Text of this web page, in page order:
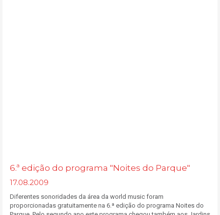
6.ª edição do programa "Noites do Parque"
17.08.2009
Diferentes sonoridades da área da world music foram
proporcionadas gratuitamente na 6.ª edição do programa Noites do